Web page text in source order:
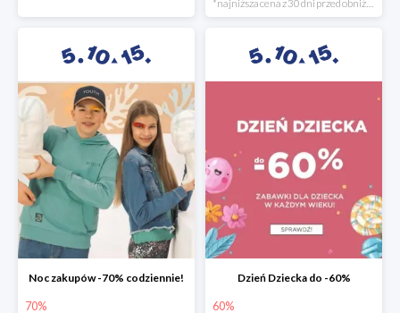
*najniższa cena z 30 dni przed obniżką
Noc zakupów -70% codziennie!
70%
Dzień Dziecka do -60%
60%